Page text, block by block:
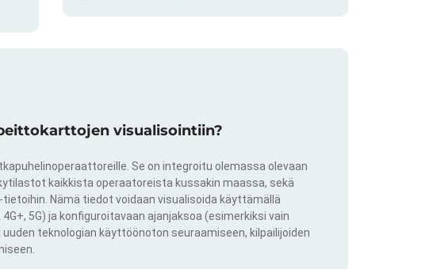
visualisointiin?
Se on integroitu olemassa olevaan
kaikkista operaatoreista kussakin maassa, sekä
Nämä tiedot voidaan visualisoida käyttämällä
5G) ja konfiguroitavaan ajanjaksoa (esimerkiksi vain
teknologian käyttöönoton seuraamiseen, kilpailijoiden